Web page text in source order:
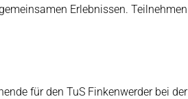
Erlebnissen.
für den TuS Finkenwerder bei